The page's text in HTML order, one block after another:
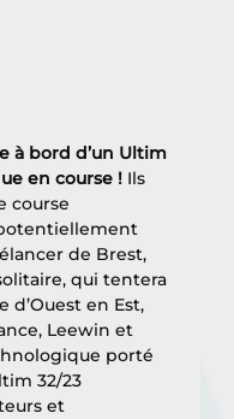
à bord d’un Ultim
en course ! Ils
course
de Brest,
qui tentera
en Est,
Leewin et
porté
32/23
et